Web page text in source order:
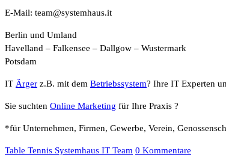
E-Mail: team@systemhaus.it
Berlin und Umland
Havelland – Falkensee – Dallgow – Wustermark
Potsdam
IT Ärger z.B. mit dem Betriebssystem? Ihre IT Experten
Sie suchten Online Marketing für Ihre Praxis ?
*für Unternehmen, Firmen, Gewerbe, Verein,
Table Tennis Systemhaus IT Team 0 Kommentare